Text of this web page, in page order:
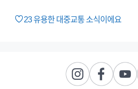
23유용한 대중교통 소식이에요